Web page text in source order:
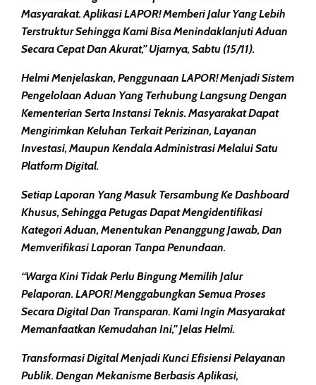
Masyarakat. Aplikasi LAPOR! Memberi Jalur Yang Lebih
Terstruktur Sehingga Kami Bisa Menindaklanjuti Aduan
Secara Cepat Dan Akurat,” Ujarnya, Sabtu (15/11).
Helmi Menjelaskan, Penggunaan LAPOR! Menjadi Sistem
Pengelolaan Aduan Yang Terhubung Langsung Dengan
Kementerian Serta Instansi Teknis. Masyarakat Dapat
Mengirimkan Keluhan Terkait Perizinan, Layanan
Investasi, Maupun Kendala Administrasi Melalui Satu
Platform Digital.
Setiap Laporan Yang Masuk Tersambung KeDashboard
Khusus, Sehingga Petugas Dapat Mengidentifikasi
Kategori Aduan, Menentukan Penanggung Jawab, Dan
Memverifikasi Laporan Tanpa Penundaan.
“Warga Kini Tidak Perlu Bingung Memilih Jalur
Pelaporan. LAPOR! Menggabungkan Semua Proses
Secara Digital Dan Transparan. Kami Ingin Masyarakat
Memanfaatkan Kemudahan Ini,” Jelas Helmi.
Transformasi Digital Menjadi Kunci Efisiensi Pelayanan
Publik. Dengan Mekanisme Berbasis Aplikasi,